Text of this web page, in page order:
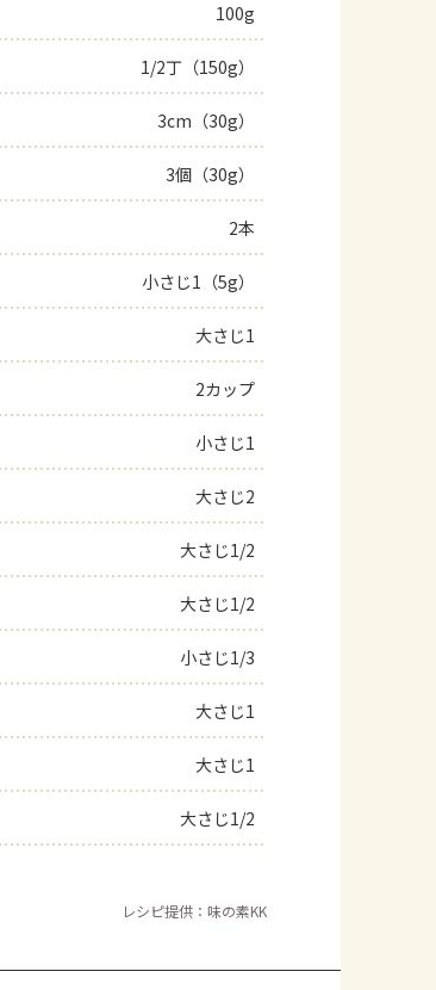
100g
1/2丁（150g）
3cm（30g）
3個（30g）
2本
小さじ1（5g）
大さじ1
2カップ
小さじ1
大さじ2
大さじ1/2
大さじ1/2
小さじ1/3
大さじ1
大さじ1
大さじ1/2
レシピ提供：味の素KK